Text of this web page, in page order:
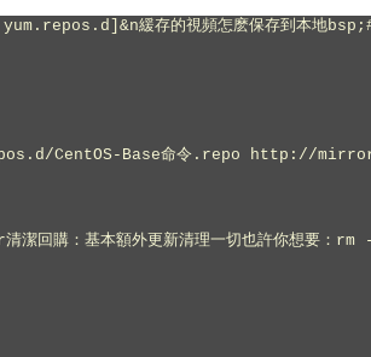
緩存的視頻怎麽保存到本地
CentOS-Base命令 .repo http://
購：基本額外更新清理一切也許你想要：rm